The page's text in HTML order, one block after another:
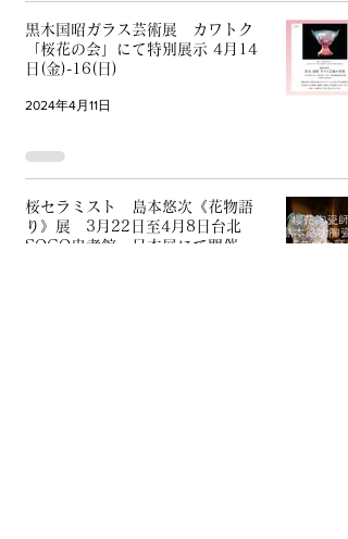
黒木国昭ガラス芸術展 カワトク
「桜花の会」にて特別展示 4月14
日(金)-16(日)
2024年4月11日
桜セラミスト 島本悠次《花物語
り》展 3月22日至4月8日台北
SOGO忠孝館 日本展にて開催